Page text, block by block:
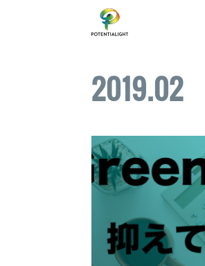
2019.02